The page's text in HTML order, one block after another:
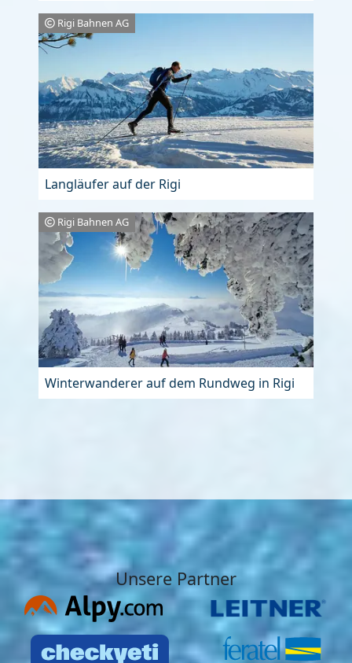
Rigi Bahnen AG
Langläufer auf der Rigi
Rigi Bahnen AG
Winterwanderer auf dem Rundweg in Rigi
Unsere Partner